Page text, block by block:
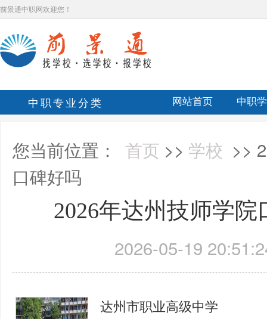
前景通中职网欢迎您！
中职专业分类 网站首页 中职
您当前位置： 首页 >> 学校 >>
口碑好吗
2026年达州技师学
2026-05-19
达州市职业高级中学